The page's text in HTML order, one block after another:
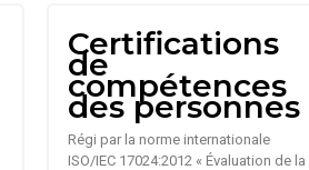
Certifications
de
compétences
des personnes
Régi par la norme internationale
ISO/IEC 17024:2012 « Évaluation de la